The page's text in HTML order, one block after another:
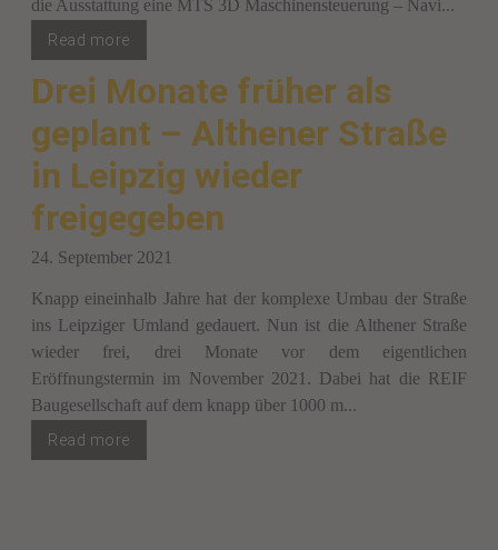
die Ausstattung eine MTS 3D Maschinensteuerung – Navi...
Read more
Drei Monate früher als
geplant – Althener Straße
in Leipzig wieder
freigegeben
24. September 2021
Knapp eineinhalb Jahre hat der komplexe Umbau der Straße
ins Leipziger Umland gedauert. Nun ist die Althener Straße
wieder frei, drei Monate vor dem eigentlichen
Eröffnungstermin im November 2021. Dabei hat die REIF
Baugesellschaft auf dem knapp über 1000 m...
Read more